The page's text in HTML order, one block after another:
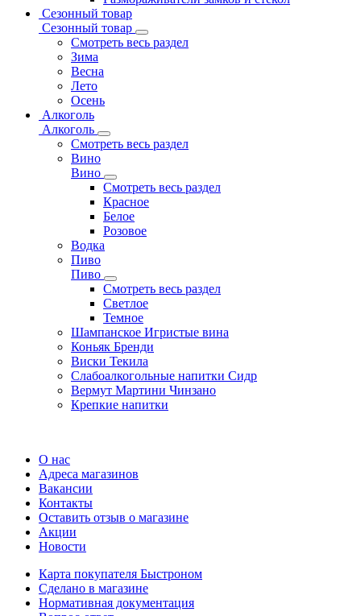
Сезонный товар
Сезонный товар
Смотреть весь раздел
Зима
Весна
Лето
Осень
Алкоголь
Алкоголь
Смотреть весь раздел
Вино
Вино
Смотреть весь раздел
Красное
Белое
Розовое
Водка
Пиво
Пиво
Смотреть весь раздел
Cветлое
Темное
Шампанское Игристые вина
Коньяк Бренди
Виски Текила
Слабоалкогольные напитки Сидр
Вермут Мартини Чинзано
Крепкие напитки
О нас
Адреса магазинов
Вакансии
Контакты
Оставить отзыв о магазине
Акции
Новости
Карта покупателя Быстроном
Сделано в магазине
Нормативная документация